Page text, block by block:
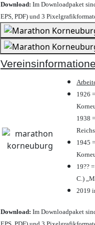
Download: Im Downloadpaket
EPS, PDF) und 3
1926
1938
1945
19??
C.)
2019
Download: Im Downloadpaket
EPS, PDF) und 3